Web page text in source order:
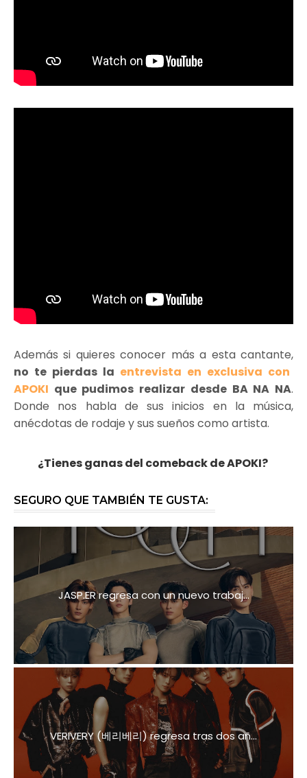
Además si quieres conocer más a esta cantante,
no te pierdas la entrevista en exclusiva con
APOKI que pudimos realizar desde BA NA NA.
Donde nos habla de sus inicios en la música,
anécdotas de rodaje y sus sueños como artista.
¿Tienes ganas del comeback de APOKI?
SEGURO QUE TAMBIÉN TE GUSTA:
JASP.ER regresa con un nuevo trabaj...
VERIVERY (베리베리) regresa tras dos añ...